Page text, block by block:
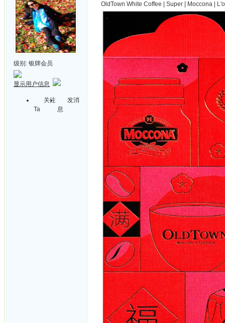
级别: 银牌会员
显示用户信息
关注
Ta
发消
息
OldTown White Coffee | Super | Moccona | L'o